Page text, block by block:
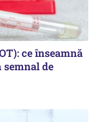
ce înseamnă
de